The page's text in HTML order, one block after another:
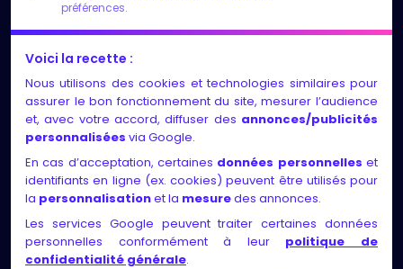
préférences.
Voici la recette :
Nous utilisons des cookies et technologies similaires pour
assurer le bon fonctionnement du site, mesurer l’audience
et, avec votre accord, diffuser des annonces/publicités
personnalisées via Google.
En cas d’acceptation, certaines données personnelles et
identifiants en ligne (ex. cookies) peuvent être utilisés pour
la personnalisationet la mesuredes annonces.
Les services Google peuvent traiter certaines données
personnelles conformément à leur politique de
confidentialité générale.
LES NEWS
Entretiens individuels et suivi régulier, adaptés au
rythme et aux besoins de chacun
Identification des compétences, exploration des
motivations, élaboration d’un projet solide et
faisable, validation via des rencontres ou
recherches métier
Nos certificats de qualité